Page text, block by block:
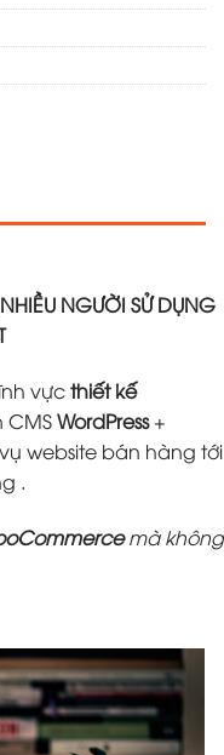
NGƯỜI SỬ DỤNG
vựcthiết kế
CMSWordPress+
website bán hàng tới
.
mà không